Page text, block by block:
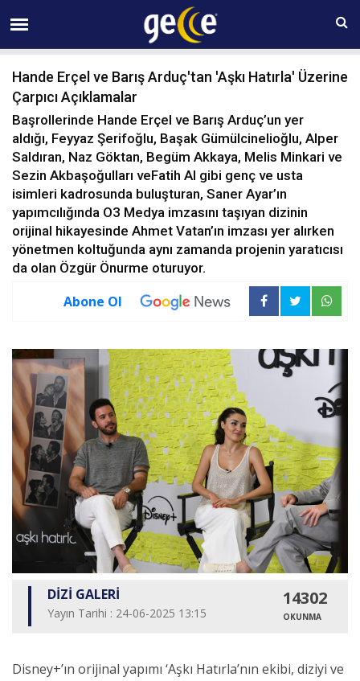
09 AĞUSTOS Pazar 12:50
Hande Erçel ve Barış Arduç'tan 'Aşkı Hatırla' Üzerine
Çarpıcı Açıklamalar
Başrollerinde Hande Erçel ve Barış Arduç’un yer
aldığı, Feyyaz Şerifoğlu, Başak Gümülcinelioğlu, Alper
Saldıran, Naz Göktan, Begüm Akkaya, Melis Minkari ve
Sezin Akbaşoğulları veFatih Al gibi genç ve usta
isimleri kadrosunda buluşturan, Saner Ayar’ın
yapımcılığında O3 Medya imzasını taşıyan dizinin
orijinal hikayesinde Ahmet Vatan’ın imzası yer alırken
yönetmen koltuğunda aynı zamanda projenin yaratıcısı
da olan Özgür Önurme oturuyor.
Abone Ol
DİZİ GALERİ
Yayın Tarihi : 24-06-2025 13:15
14302
OKUNMA
Disney+’ın orijinal yapımı ‘Aşkı Hatırla’nın ekibi, diziyi ve